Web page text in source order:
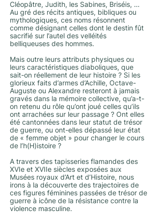
Cléopâtre, Judith, les Sabines, Briséis, …
Au gré des récits antiques, bibliques ou
mythologiques, ces noms résonnent
comme désignant celles dont le destin fût
sacrifié sur l’autel des velléités
belliqueuses des hommes.
Mais outre leurs attributs physiques ou
leurs caractéristiques diaboliques, que
sait-on réellement de leur histoire ? Si les
glorieux faits d’armes d’Achille, Octave-
Auguste ou Alexandre resteront à jamais
gravés dans la mémoire collective, qu’a-t-
on retenu du rôle qu’ont joué celles qu’ils
ont arrachées sur leur passage ? Ont elles
été cantonnées dans leur statut de trésor
de guerre, ou ont-elles dépassé leur état
de « femme objet » pour changer le cours
de l’h(H)istoire ?
A travers des tapisseries flamandes des
XVIe et XVIIe siècles exposées aux
Musées royaux d’Art et d’Histoire, nous
irons à la découverte des trajectoires de
ces figures féminines passées de trésor de
guerre à icône de la résistance contre la
violence masculine.